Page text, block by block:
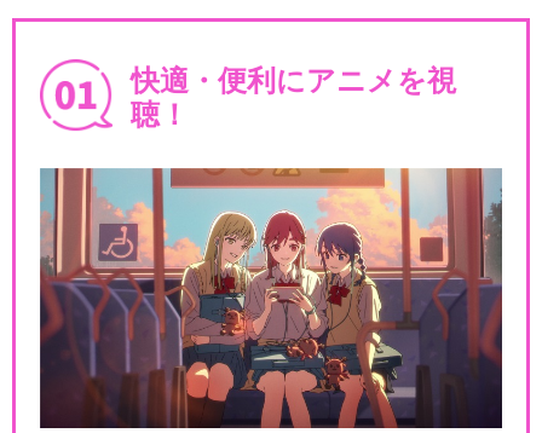
ー!!TVアニメ2期
ラブライブ！スーパースタ
ー!!TVアニメ3期
ラブライブ! μ's First LoveL
i…
快適・便利にアニメを視
聴！